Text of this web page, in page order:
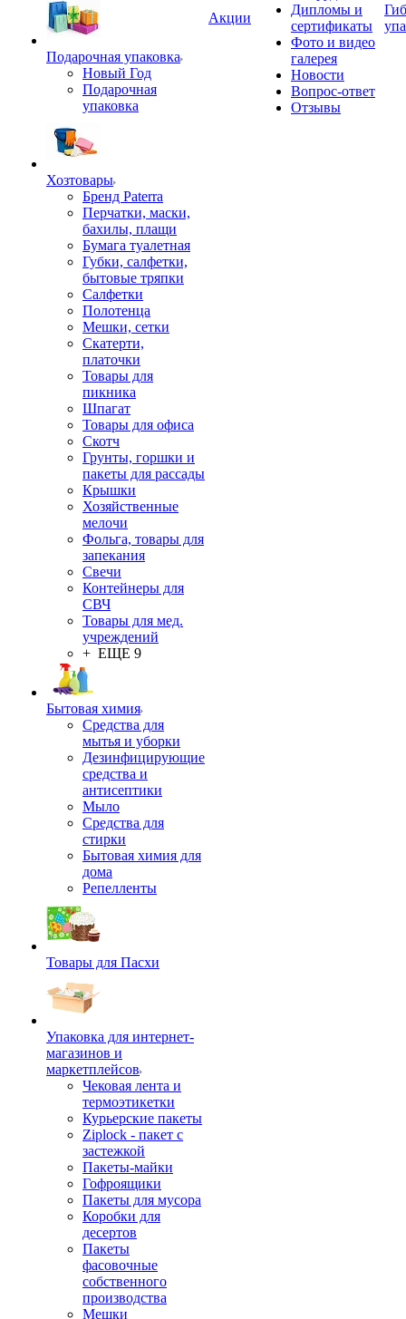
Подарочная упаковка
Новый Год
Подарочная
упаковка
Хозтовары
Бренд Paterra
Перчатки, маски,
бахилы, плащи
Бумага туалетная
Губки, салфетки,
бытовые тряпки
Салфетки
Полотенца
Мешки, сетки
Скатерти,
платочки
Товары для
пикника
Шпагат
Товары для офиса
Скотч
Грунты, горшки и
пакеты для рассады
Крышки
Хозяйственные
мелочи
Фольга, товары для
запекания
Свечи
Контейнеры для
СВЧ
Товары для мед.
учреждений
+ ЕЩЕ 9
Бытовая химия
Средства для
мытья и уборки
Дезинфицирующие
средства и
антисептики
Мыло
Средства для
стирки
Бытовая химия для
дома
Репелленты
Товары для Пасхи
Упаковка для интернет-
магазинов и
маркетплейсов
Чековая лента и
термоэтикетки
Курьерские пакеты
Ziplock - пакет с
застежкой
Пакеты-майки
Гофроящики
Пакеты для мусора
Коробки для
десертов
Пакеты
фасовочные
собственного
производства
Мешки
Акции
Дипломы и
сертификаты
Фото и видео
галерея
Новости
Вопрос-ответ
Отзывы